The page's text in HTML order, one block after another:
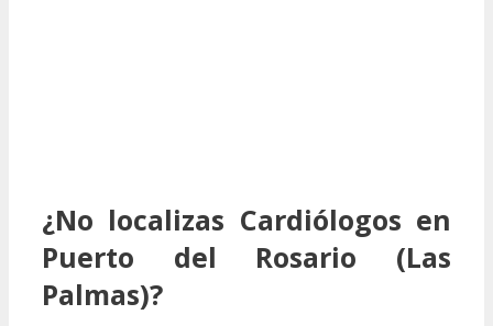
¿No localizas Cardiólogos en
Puerto del Rosario (Las
Palmas)?